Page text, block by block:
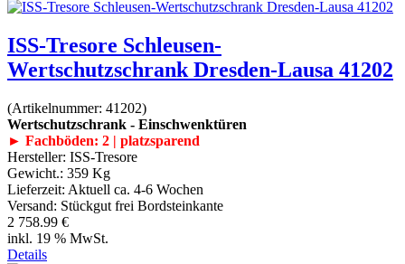
ISS-Tresore Schleusen-
Wertschutzschrank Dresden-Lausa 41202
(Artikelnummer: 41202)
Wertschutzschrank - Einschwenktüren
► Fachböden: 2 | platzsparend
Hersteller: ISS-Tresore
Gewicht.: 359 Kg
Lieferzeit: Aktuell ca. 4-6 Wochen
Versand: Stückgut frei Bordsteinkante
2 758.99 €
inkl. 19 % MwSt.
Details